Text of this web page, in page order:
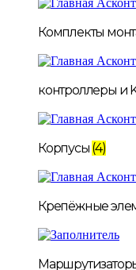
Комплекты
контроллеры и
Корпусы (4)
Крепёжные